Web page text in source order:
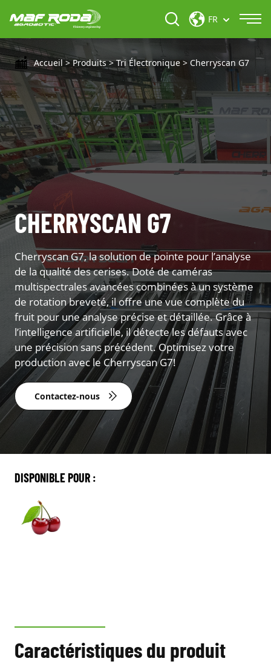
FR
Accueil> Produits> Tri Électronique> Cherryscan G7
CHERRYSCAN G7
Cherryscan G7, la solution de pointe pour l’analyse
de la qualité des cerises. Doté de caméras
multispectrales avancées combinées à un système
de rotation breveté, il offre une vue complète du
fruit pour une analyse précise et détaillée. Grâce à
l’intelligence artificielle, il détecte les défauts avec
une précision sans précédent. Optimisez votre
production avec le Cherryscan G7!
Contactez-nous
DISPONIBLE POUR :
Caractéristiques du produit